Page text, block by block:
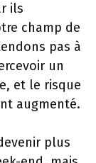
ils
champ de
pas à
un
et le risque
augmenté.
plus